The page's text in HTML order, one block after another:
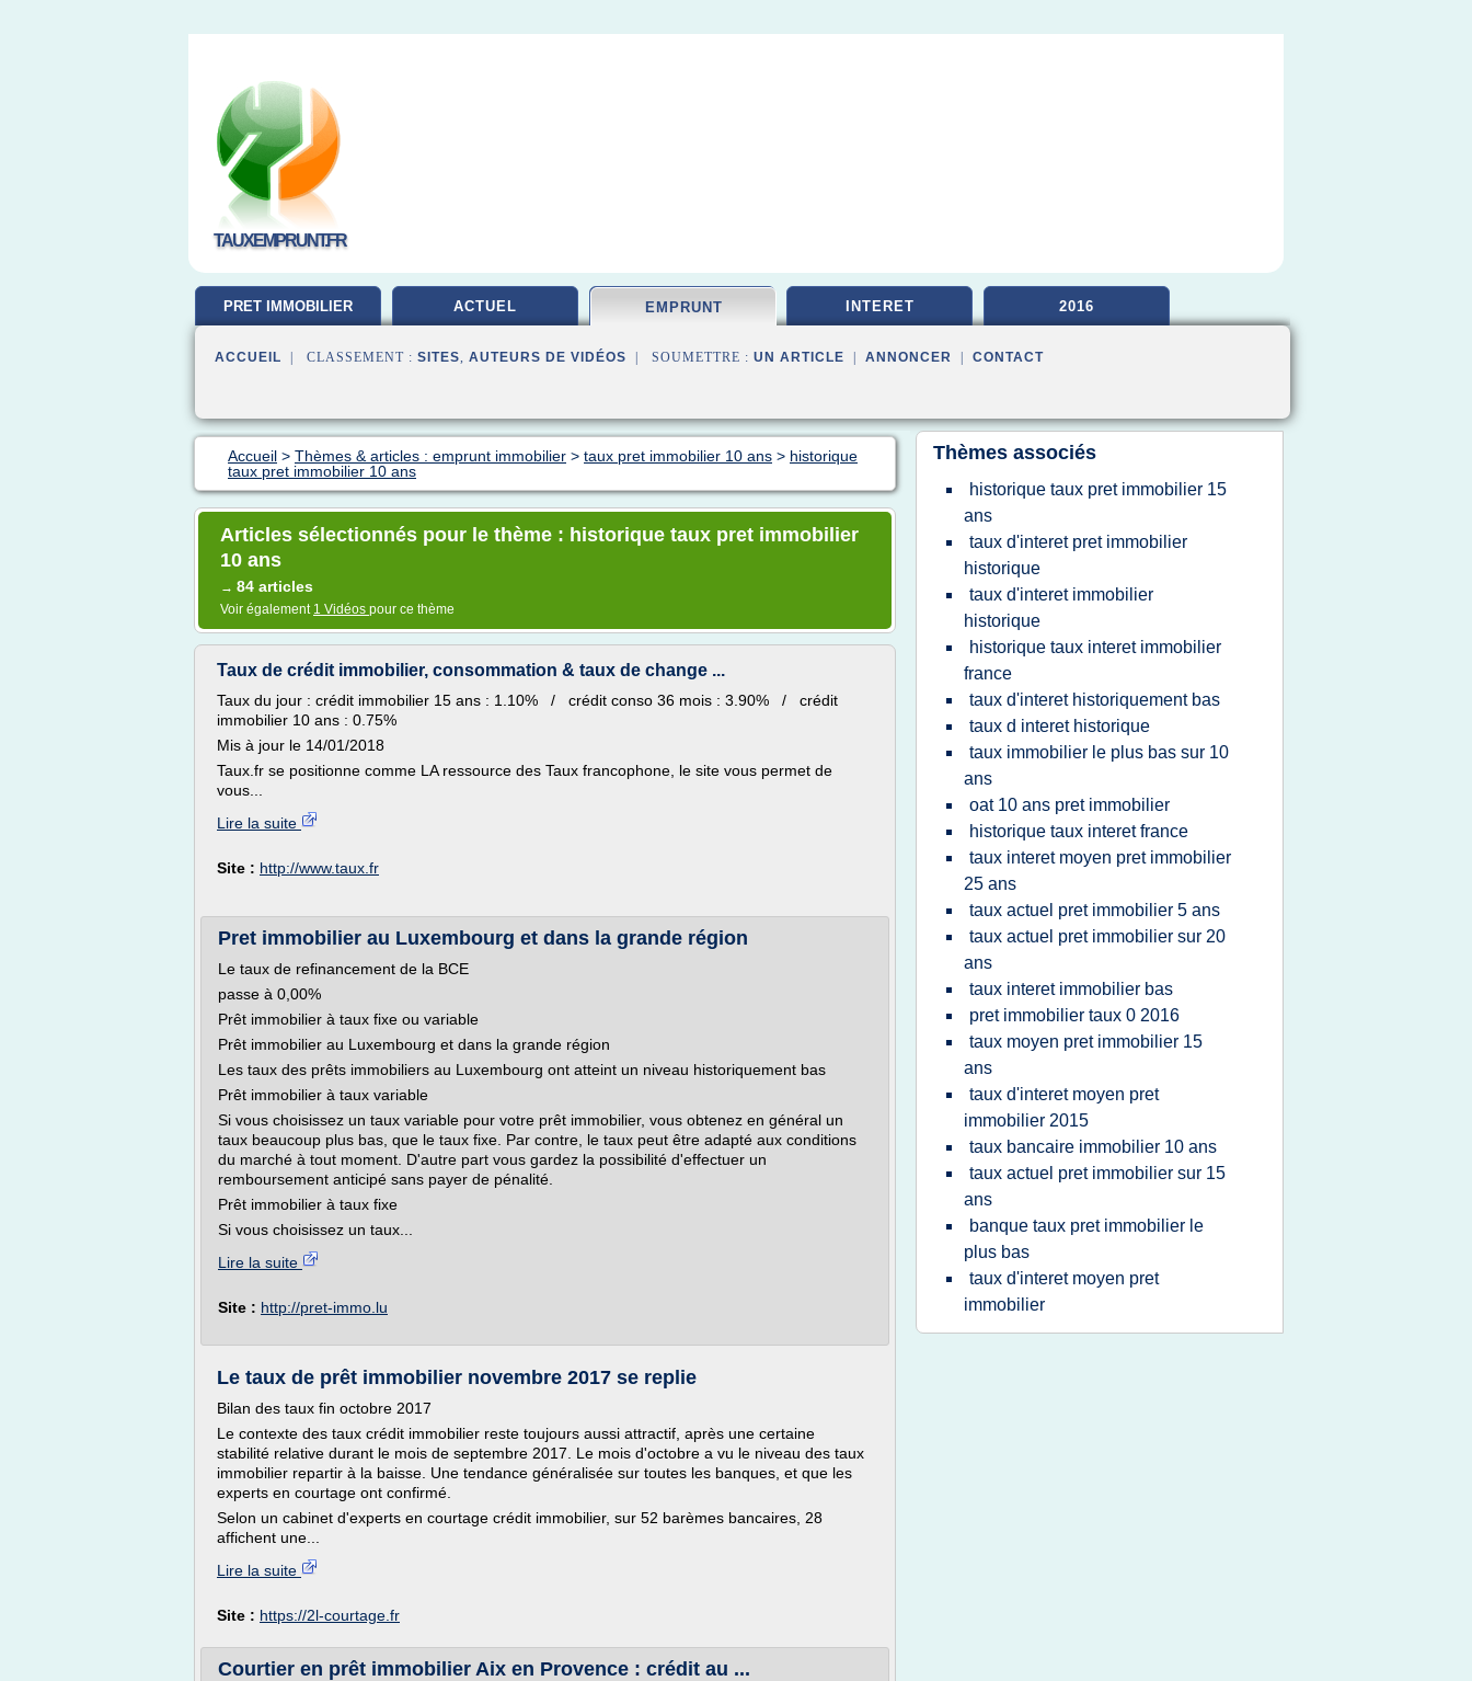
TAUXEMPRUNT.FR
PRET IMMOBILIER ACTUEL EMPRUNT INTERET 2016
ACCUEIL | CLASSEMENT : SITES, AUTEURS DE VIDÉOS | SOUMETTRE : UN ARTICLE ANNONCER CONTACT
Accueil > Thèmes & articles : emprunt immobilier > taux pret immobilier 10 ans > historique
taux pret immobilier 10 ans
Articles sélectionnés pour le thème : historique taux pret immobilier
10 ans
→ 84 articles
Voir également 1 Vidéos pour ce thème
Taux de crédit immobilier, consommation & taux de change ...
Taux du jour : crédit immobilier 15 ans : 1.10% / crédit conso 36 mois : 3.90% / crédit
immobilier 10 ans : 0.75%
Mis à jour le 14/01/2018
Taux.fr se positionne comme LA ressource des Taux francophone, le site vous permet de
vous...
Lire la suite
Site : http://www.taux.fr
Pret immobilier au Luxembourg et dans la grande région
Le taux de refinancement de la BCE
passe à 0,00%
Prêt immobilier à taux fixe ou variable
Prêt immobilier au Luxembourg et dans la grande région
Les taux des prêts immobiliers au Luxembourg ont atteint un niveau historiquement bas
Prêt immobilier à taux variable
Si vous choisissez un taux variable pour votre prêt immobilier, vous obtenez en général un
taux beaucoup plus bas, que le taux fixe. Par contre, le taux peut être adapté aux conditions
du marché à tout moment. D'autre part vous gardez la possibilité d'effectuer un
remboursement anticipé sans payer de pénalité.
Prêt immobilier à taux fixe
Si vous choisissez un taux...
Lire la suite
Site : http://pret-immo.lu
Le taux de prêt immobilier novembre 2017 se replie
Bilan des taux fin octobre 2017
Le contexte des taux crédit immobilier reste toujours aussi attractif, après une certaine
stabilité relative durant le mois de septembre 2017. Le mois d'octobre a vu le niveau des taux
immobilier repartir à la baisse. Une tendance généralisée sur toutes les banques, et que les
experts en courtage ont confirmé.
Selon un cabinet d'experts en courtage crédit immobilier, sur 52 barèmes bancaires, 28
affichent une...
Lire la suite
Site : https://2l-courtage.fr
Courtier en prêt immobilier Aix en Provence : crédit au ...
Thèmes associés
historique taux pret immobilier 15
ans
taux d'interet pret immobilier
historique
taux d'interet immobilier
historique
historique taux interet immobilier
france
taux d'interet historiquement bas
taux d interet historique
taux immobilier le plus bas sur 10
ans
oat 10 ans pret immobilier
historique taux interet france
taux interet moyen pret immobilier
25 ans
taux actuel pret immobilier 5 ans
taux actuel pret immobilier sur 20
ans
taux interet immobilier bas
pret immobilier taux 0 2016
taux moyen pret immobilier 15
ans
taux d'interet moyen pret
immobilier 2015
taux bancaire immobilier 10 ans
taux actuel pret immobilier sur 15
ans
banque taux pret immobilier le
plus bas
taux d'interet moyen pret
immobilier